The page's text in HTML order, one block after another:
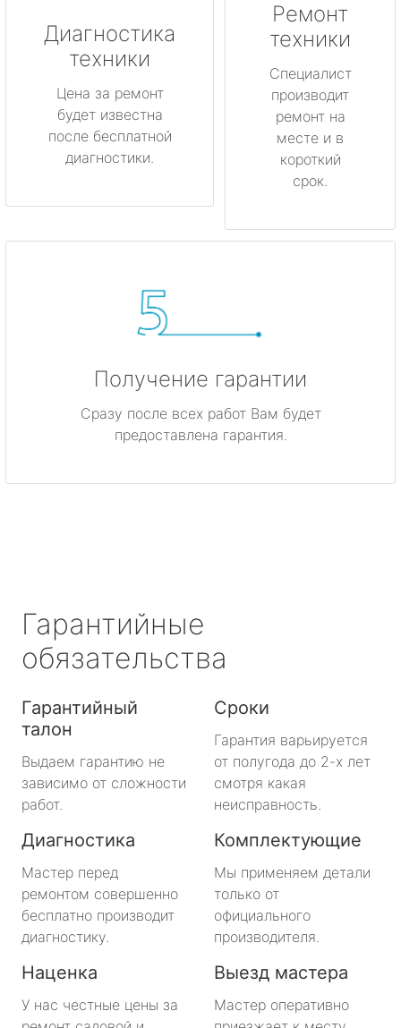
Диагностика
техники
Цена за ремонт
будет известна
после бесплатной
диагностики.
Ремонт
техники
Специалист
производит
ремонт на
месте и в
короткий
срок.
Получение гарантии
Сразу после всех работ Вам будет
предоставлена гарантия.
Гарантийные
обязательства
Гарантийный
талон
Выдаем гарантию не
зависимо от сложности
работ.
Сроки
Гарантия варьируется
от полугода до 2-х лет
смотря какая
неисправность.
Диагностика
Мастер перед
ремонтом совершенно
бесплатно производит
диагностику.
Комплектующие
Мы применяем детали
только от
официального
производителя.
Наценка
У нас честные цены за
Выезд мастера
Мастер оперативно